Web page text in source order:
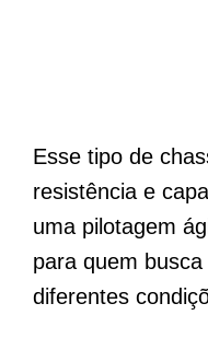
Esse tipo de
resistência e
uma pilotagem
para quem
diferentes